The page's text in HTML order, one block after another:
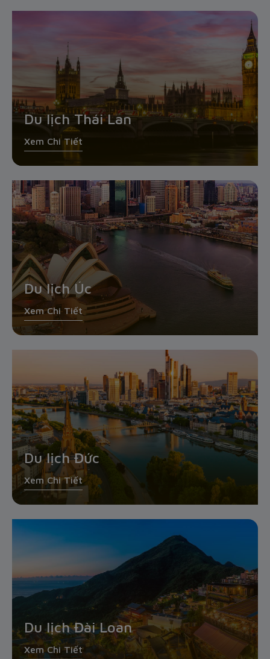
Du lịch Thái Lan
Xem Chi Tiết
Du lịch Úc
Xem Chi Tiết
Du lịch Đức
Xem Chi Tiết
Du lịch Đài Loan
Xem Chi Tiết